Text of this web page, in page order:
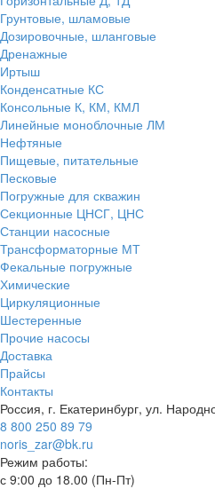
Грунтовые, шламовые
Дозировочные, шланговые
Дренажные
Иртыш
Конденсатные КС
Консольные К, КМ, КМЛ
Линейные моноблочные ЛМ
Нефтяные
Пищевые, питательные
Песковые
Погружные для скважин
Секционные ЦНСГ, ЦНС
Станции насосные
Трансформаторные МТ
Фекальные погружные
Химические
Циркуляционные
Шестеренные
Прочие насосы
Доставка
Прайсы
Контакты
Россия, г. Екатеринбург, ул.
8 800 250 89 79
noris_zar@bk.ru
Режим работы:
с 9:00 до 18.00 (Пн-Пт)